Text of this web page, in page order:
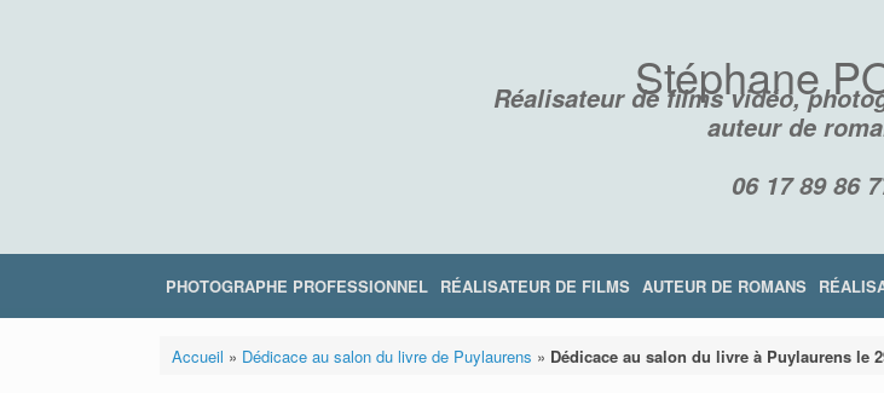
Stéphane
Réalisateur de films vidéo,
auteur de
06 17 89 86
PHOTOGRAPHE PROFESSIONNEL RÉALISATEUR DE FILMS AUTEUR DE ROMANS
Accueil » Dédicace au salon du livre de Puylaurens » Dédicace au salon du livre à Puylaurens le